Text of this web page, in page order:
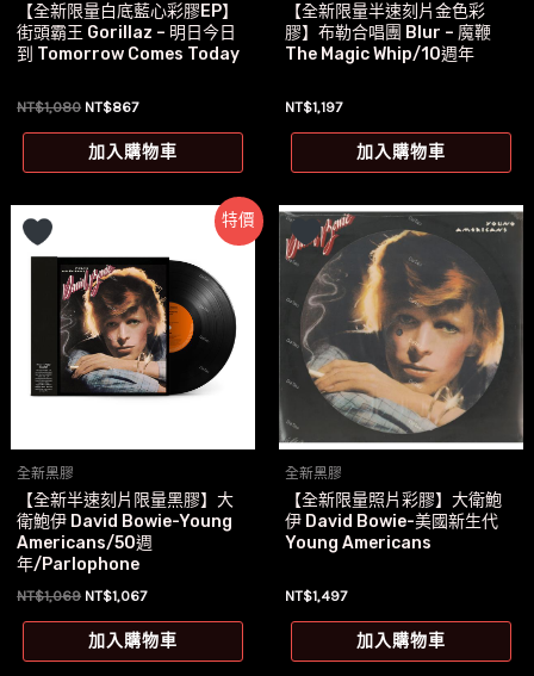
【全新限量白底藍心彩膠EP】
街頭霸王 Gorillaz – 明日今日
到 Tomorrow Comes Today
NT$1,080 原
價
格：
NT$867目
價
格：
加入購物車
【全新限量半速刻片金色彩
膠】布勒合唱團 Blur – 魔鞭
The Magic Whip/10週年
NT$1,197
加入購物車
特價
全新黑膠
【全新半速刻片限量黑膠】大
衛鮑伊 David Bowie-Young
Americans/50週
年/Parlophone
NT$1,069 原
價
格：
NT$1,067目
價
格：
加入購物車
全新黑膠
【全新限量照片彩膠】大衛鮑
伊 David Bowie-美國新生代
Young Americans
NT$1,497
加入購物車